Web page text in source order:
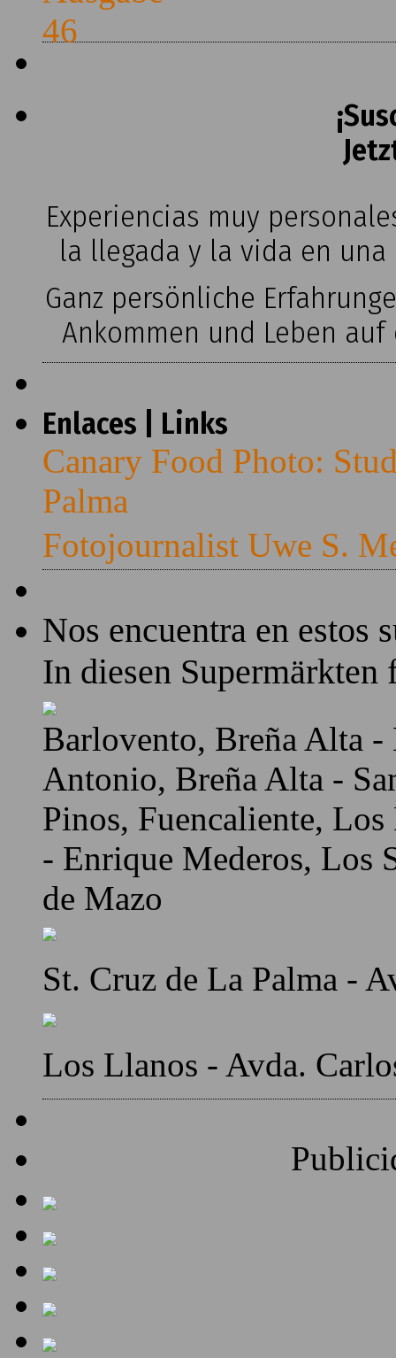
Experiencias muy
la llegada y la vida en
Ganz persönliche
Ankommen und Leben
Enlaces | Links
Canary Food Photo:
Palma
Fotojournalist Uwe S.
Nos encuentra en estos
In diesen Supermärkten
Barlovento, Breña Alta
Antonio, Breña Alta -
Pinos, Fuencaliente,
- Enrique Mederos, Los
de Mazo
St. Cruz de La Palma -
Los Llanos - Avda.